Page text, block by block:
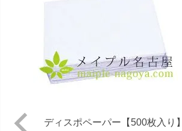
ディスポペーパー【500枚入り】